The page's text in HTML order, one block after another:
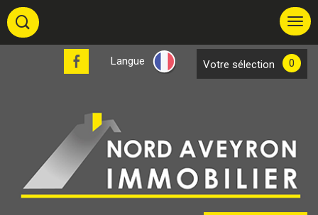
Langue votre sélection 0